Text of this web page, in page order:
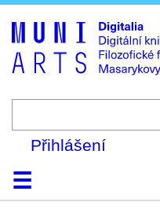
Přihlášení
DomůKolekce
Prohlížení
Vyhledávání
O